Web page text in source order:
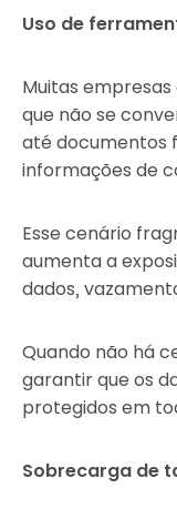
Uso de
Muitas
que não se
até documentos
informações de
Esse cenário
aumenta a
dados,
Quando não há
garantir que os
protegidos em
Sobrecarga de